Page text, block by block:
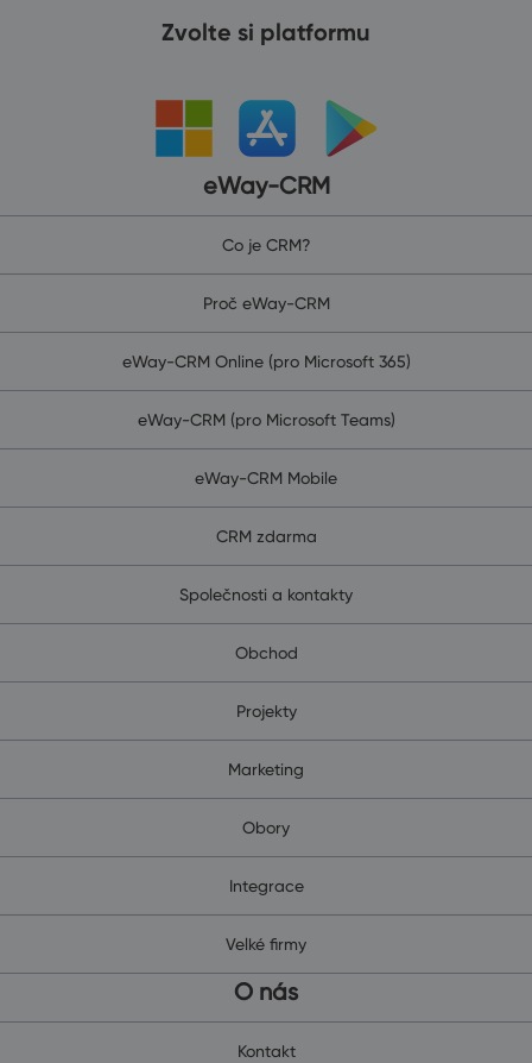
Zvolte si platformu
eWay-CRM
Co je CRM?
Proč eWay-CRM
eWay-CRM Online (pro Microsoft 365)
eWay-CRM (pro Microsoft Teams)
eWay-CRM Mobile
CRM zdarma
Společnosti a kontakty
Obchod
Projekty
Marketing
Obory
Integrace
Velké firmy
O nás
Kontakt